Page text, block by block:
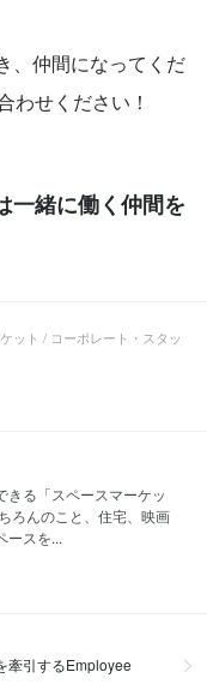
、仲間になってくだ
わせください！
一緒に働く仲間を
ット / コーポレート・スタッ
きる「スペースマーケッ
ろんのこと、住宅、映画
ースを...
牽引するEmployee